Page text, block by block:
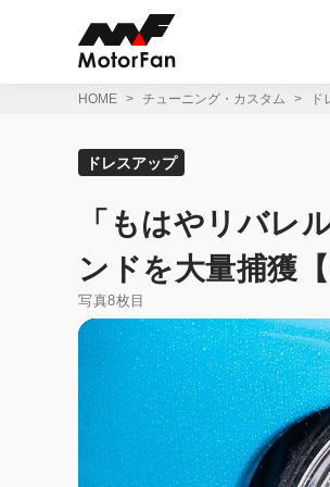
HOME チューニング・カスタム ド
ドレスアップ
「もはやリバレ
ンドを大量捕獲
写真8枚目